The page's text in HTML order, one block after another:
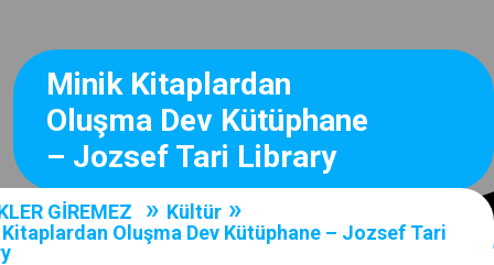
Minik Kitaplardan
Oluşma Dev Kütüphane
– Jozsef Tari Library
GİREMEZ » Kültür »
Oluşma Dev Kütüphane – Jozsef Tari